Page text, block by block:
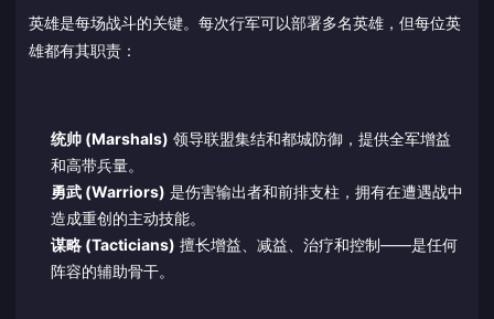
英雄是每场战斗的关键。每次行军可以部署多名英雄，但每位英
雄都有其职责：
统帅 (Marshals) 领导联盟集结和都城防御，提供全军增益
和高带兵量。
勇武 (Warriors) 是伤害输出者和前排支柱，拥有在遭遇战中
造成重创的主动技能。
谋略 (Tacticians) 擅长增益、减益、治疗和控制——是任何
阵容的辅助骨干。